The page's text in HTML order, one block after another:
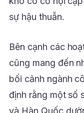
sự hậu thuẫn.
Bên cạnh các
cũng mang đến
bối cảnh ngành
định rằng một số
và Hàn Quốc